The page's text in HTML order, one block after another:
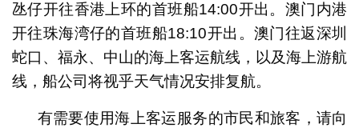
氹仔开往香港上环的首班船14:00开出。澳门内港
开往珠海湾仔的首班船18:10开出。澳门往返深圳
蛇口、福永、中山的海上客运航线，以及海上游航
线，船公司将视乎天气情况安排复航。
有需要使用海上客运服务的市民和旅客，请向